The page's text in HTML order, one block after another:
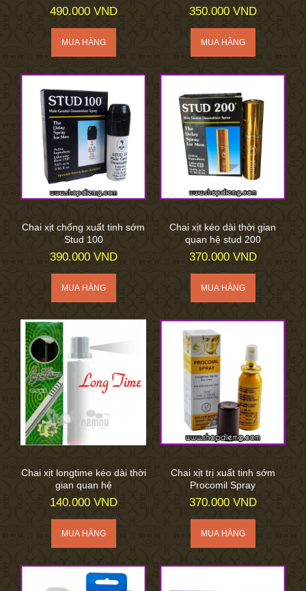
490.000 VND 350.000 VND
Chai xịt chống xuất tinh sớm
Stud 100
390.000 VND
Chai xịt kéo dài thời gian
quan hệ stud 200
370.000 VND
Chai xịt longtime kéo dài thời
gian quan hệ
140.000 VND
Chai xịt trị xuất tinh sớm
Procomil Spray
370.000 VND